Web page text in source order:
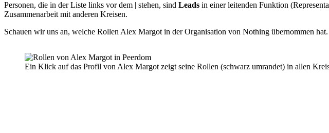
Personen, die in der Liste links vor dem | stehen, sind Leads in einer leitenden Funktion
Zusammenarbeit mit anderen Kreisen.
Schauen wir uns an, welche Rollen Alex Margot in der Organisation von Nothing übernommen
Ein Klick auf das Profil von Alex Margot zeigt seine Rollen (schwarz umrandet) in allen